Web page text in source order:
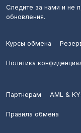
Следите за нами и не
обновления.
Курсы обмена
Политика
Партнерам AML &
Правила обмена